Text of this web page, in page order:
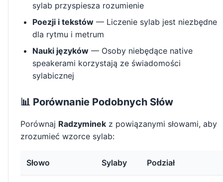
sylab przyspiesza rozumienie
Poezji i tekstów — Liczenie sylab jest niezbędne
dla rytmu i metrum
Nauki języków — Osoby niebędące native
speakerami korzystają ze świadomości
sylabicznej
📊 Porównanie Podobnych Słów
Porównaj Radzyminek z powiązanymi słowami, aby
zrozumieć wzorce sylab:
Słowo Sylaby Podział